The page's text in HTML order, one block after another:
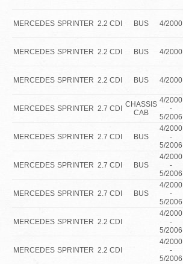
MERCEDES SPRINTER 2.2 CDI BUS 4/2000
MERCEDES SPRINTER 2.2 CDI BUS 4/2000
MERCEDES SPRINTER 2.2 CDI BUS 4/2000
MERCEDES SPRINTER 2.7 CDI
CHASSIS
CAB
4/2000
-
5/2006
MERCEDES SPRINTER 2.7 CDI BUS
4/2000
-
5/2006
MERCEDES SPRINTER 2.7 CDI BUS
4/2000
-
5/2006
MERCEDES SPRINTER 2.7 CDI BUS
4/2000
-
5/2006
MERCEDES SPRINTER 2.2 CDI
4/2000
-
5/2006
MERCEDES SPRINTER 2.2 CDI
4/2000
-
5/2006